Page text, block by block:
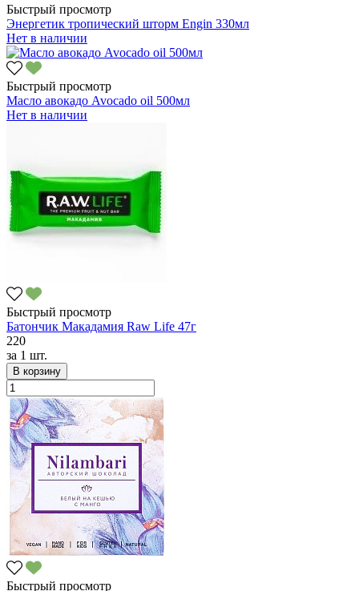
Быстрый просмотр
Энергетик тропический шторм Engin 330мл
Нет в наличии
Быстрый просмотр
Масло авокадо Avocado oil 500мл
Нет в наличии
Быстрый просмотр
Батончик Макадамия Raw Life 47г
220
за 1 шт.
В корзину
Быстрый просмотр